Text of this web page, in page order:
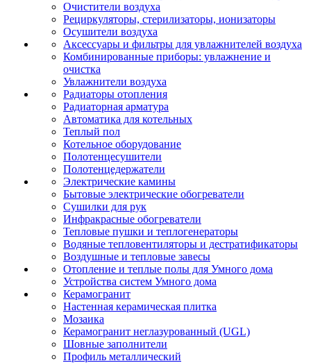
Очистители воздуха
Рециркуляторы, стерилизаторы, ионизаторы
Осушители воздуха
Аксессуары и фильтры для увлажнителей воздуха
Комбинированные приборы: увлажнение и
очистка
Увлажнители воздуха
Радиаторы отопления
Радиаторная арматура
Автоматика для котельных
Теплый пол
Котельное оборудование
Полотенцесушители
Полотенцедержатели
Электрические камины
Бытовые электрические обогреватели
Сушилки для рук
Инфракрасные обогреватели
Тепловые пушки и теплогенераторы
Водяные тепловентиляторы и дестратификаторы
Воздушные и тепловые завесы
Отопление и теплые полы для Умного дома
Устройства систем Умного дома
Керамогранит
Настенная керамическая плитка
Мозаика
Керамогранит неглазурованный (UGL)
Шовные заполнители
Профиль металлический